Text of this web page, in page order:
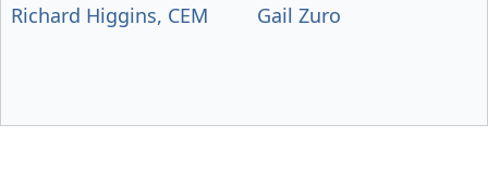
Richard Higgins, CEM Gail Zuro